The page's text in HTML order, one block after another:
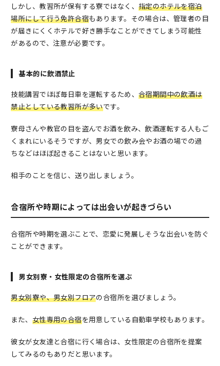
しかし、教習所が保有する寮ではなく、 指定のホテルを宿泊
場所にして行う免許合宿もあります。その場合は、管理者の目
が届きにくくホテルで好き勝手なことができてしまう可能性
があるので、注意が必要です。
基本的に飲酒禁止
技能講習でほぼ毎日車を運転するため、 合宿期間中の飲酒は
禁止としている教習所が多いです。
寮母さんや教官の目を盗んでお酒を飲み、飲酒運転する人もご
くまれにいるそうですが、男女での飲み会やお酒の場での過
ちなどはほぼ起きることはないと思います。
相手のことを信じ、送り出しましょう。
合宿所や時期によっては出会いが起きづらい
合宿所や時期を選ぶことで、恋愛に発展しそうな出会いを防ぐ
ことができます。
男女別寮・女性限定の合宿所を選ぶ
男女別寮や、男女別フロアの合宿所を選びましょう。
また、 女性専用の合宿を用意している自動車学校もあります。
彼女が女友達と合宿に行く場合は、女性限定の合宿所を提案
してみるのもありだと思います。